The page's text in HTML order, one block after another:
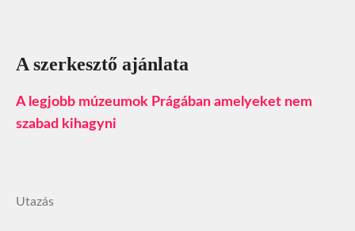
A szerkesztő ajánlata
A legjobb múzeumok Prágában amelyeket nem
szabad kihagyni
Utazás